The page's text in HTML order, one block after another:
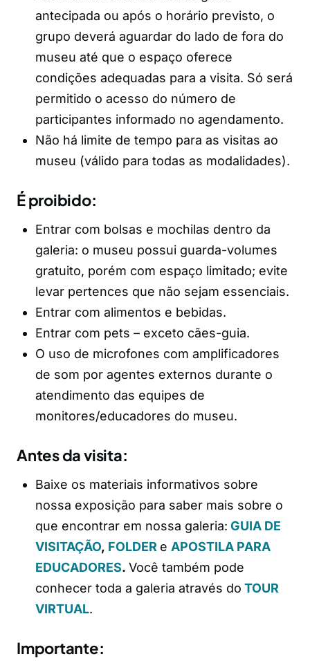
antecipada ou após o horário previsto, o
grupo deverá aguardar do lado de fora do
museu até que o espaço oferece
condições adequadas para a visita. Só será
permitido o acesso do número de
participantes informado no agendamento.
Não há limite de tempo para as visitas ao
museu (válido para todas as modalidades).
É proibido:
Entrar com bolsas e mochilas dentro da
galeria: o museu possui guarda-volumes
gratuito, porém com espaço limitado; evite
levar pertences que não sejam essenciais.
Entrar com alimentos e bebidas.
Entrar com pets – exceto cães-guia.
O uso de microfones com amplificadores
de som por agentes externos durante o
atendimento das equipes de
monitores/educadores do museu.
Antes da visita:
Baixe os materiais informativos sobre
nossa exposição para saber mais sobre o
que encontrar em nossa galeria: GUIA DE
VISITAÇÃO, FOLDER e APOSTILA PARA
EDUCADORES. Você também pode
conhecer toda a galeria através do TOUR
VIRTUAL.
Importante: